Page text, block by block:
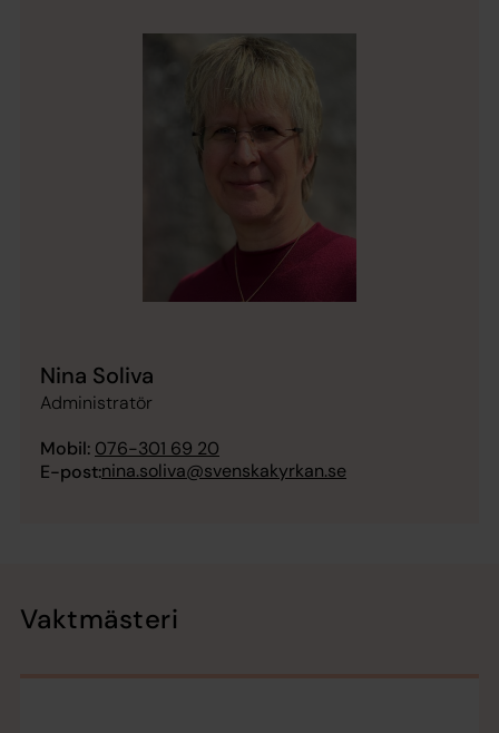
Nina Soliva
Administratör
Mobil: 076-301 69 20
E-post:nina.soliva@svenskakyrkan.se
Vaktmästeri